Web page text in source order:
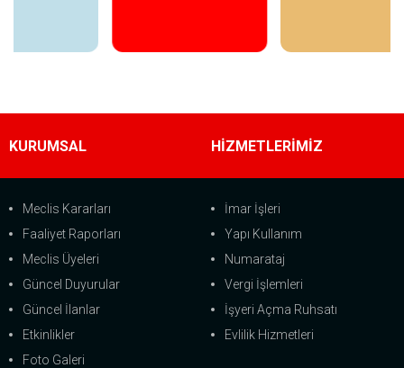
KURUMSAL
Meclis Kararları
Faaliyet Raporları
Meclis Üyeleri
Güncel Duyurular
Güncel İlanlar
Etkinlikler
Foto Galeri
HİZMETLERİMİZ
İmar İşleri
Yapı Kullanım
Numarataj
Vergi İşlemleri
İşyeri Açma Ruhsatı
Evlilik Hizmetleri